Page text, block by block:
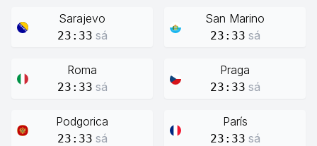
Sarajevo
23:33 sá
San Marino
23:33 sá
Roma
23:33 sá
Praga
23:33 sá
Podgorica
23:33 sá
París
23:33 sá